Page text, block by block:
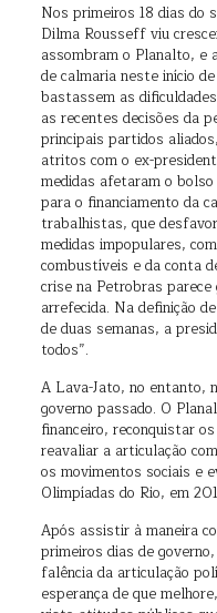
Nos primeiros 18 dias do
Dilma Rousseff viu
assombram o Planalto, e
de calmaria neste início
bastassem as
as recentes decisões da
principais partidos
atritos com o ex-
medidas afetaram o
para o financiamento da
trabalhistas, que
medidas impopulares,
combustíveis e da conta
crise na Petrobras
arrefecida. Na definição
de duas semanas, a
todos”.
A Lava-Jato, no entanto,
governo passado. O
financeiro, reconquistar
reavaliar a articulação
os movimentos sociais e
Olimpíadas do Rio, em
Após assistir à maneira
primeiros dias de
falência da articulação
esperança de que